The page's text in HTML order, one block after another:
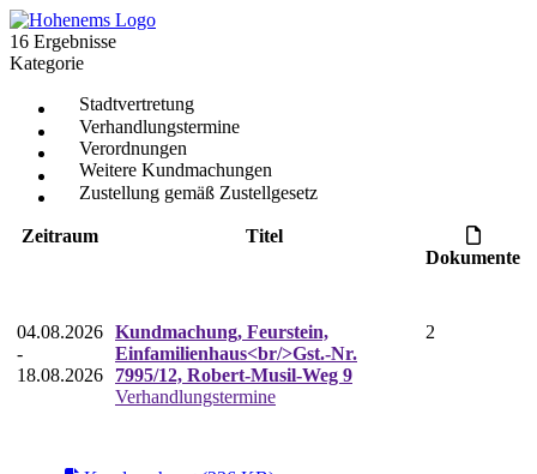
16 Ergebnisse
Kategorie
Stadtvertretung
Verhandlungstermine
Verordnungen
Weitere Kundmachungen
Zustellung gemäß Zustellgesetz
Zeitraum
Titel
Dokumente
04.08.2026
-
18.08.2026
Kundmachung, Feurstein,
Einfamilienhaus<br/>Gst.-Nr.
7995/12, Robert-Musil-Weg 9
Verhandlungstermine
2